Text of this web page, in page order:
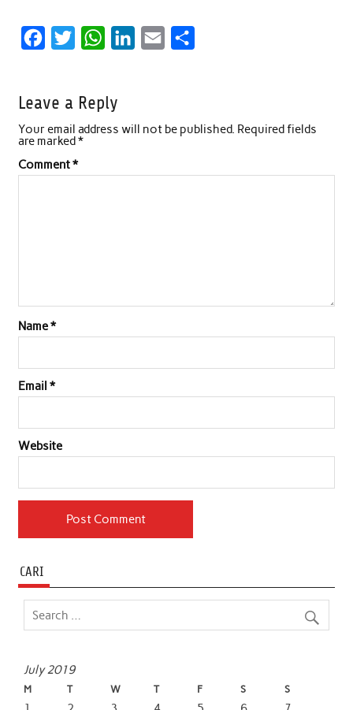
e
b
o
t
e
r
W
t
s
p
e
I
l
e
Leave a Reply
Your email address will not be published. Required fields
are marked*
Comment*
Name*
Email *
Website
CARI
July 2019
M T W T F S S